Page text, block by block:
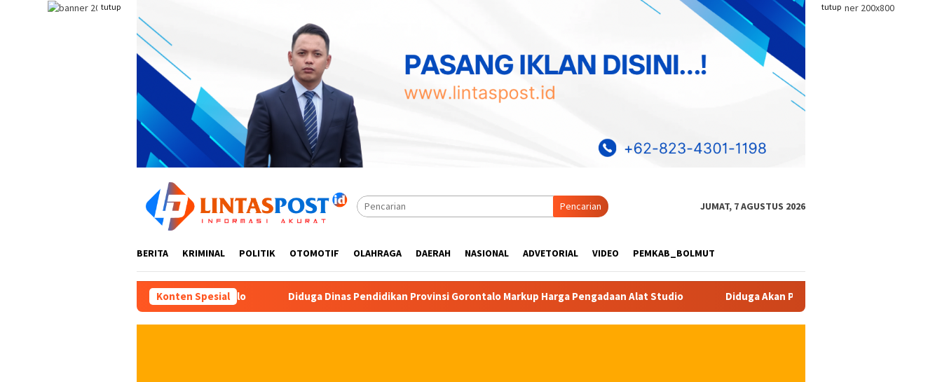
tutup tutup
Pencarian JUMAT, 7 AGUSTUS 2026
BERITA KRIMINAL POLITIK OTOMOTIF OLAHRAGA DAERAH NASIONAL ADVETORIAL VIDEO PEMKAB_BOLMUT
Konten Spesial
Diduga Dinas Pendidikan Provinsi Gorontalo Markup Harga Pengadaan Alat Studio Diduga Akan Perkuat Aktivitas PETI, Dua Excavator Dilaporkan Bergerak ke